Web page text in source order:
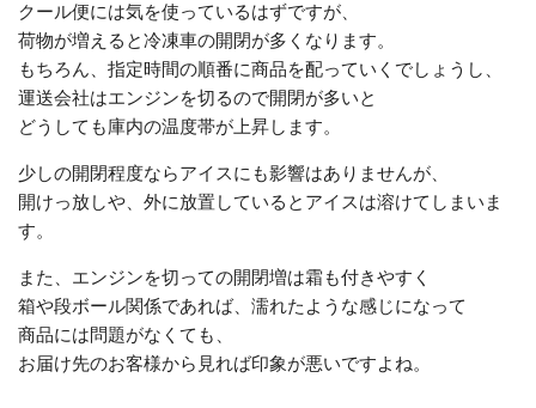
クール便には気を使っているはずですが、
荷物が増えると冷凍車の開閉が多くなります。
もちろん、指定時間の順番に商品を配っていくでしょうし、
運送会社はエンジンを切るので開閉が多いと
どうしても庫内の温度帯が上昇します。
少しの開閉程度ならアイスにも影響はありませんが、
開けっ放しや、外に放置しているとアイスは溶けてしまいま
す。
また、エンジンを切っての開閉増は霜も付きやすく
箱や段ボール関係であれば、濡れたような感じになって
商品には問題がなくても、
お届け先のお客様から見れば印象が悪いですよね。